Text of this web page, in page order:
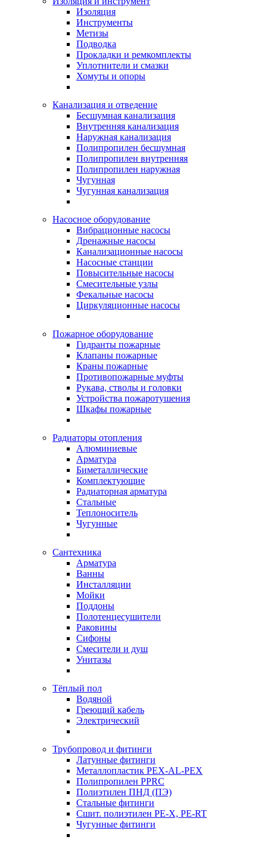
Изоляция
Инструменты
Метизы
Подводка
Прокладки и ремкомплекты
Уплотнители и смазки
Хомуты и опоры
Канализация и отведение
Бесшумная канализация
Внутренняя канализация
Наружная канализация
Полипропилен бесшумная
Полипропилен внутренняя
Полипропилен наружная
Чугунная
Чугунная канализация
Насосное оборудование
Вибрационные насосы
Дренажные насосы
Канализационные насосы
Насосные станции
Повысительные насосы
Смесительные узлы
Фекальные насосы
Циркуляционные насосы
Пожарное оборудование
Гидранты пожарные
Клапаны пожарные
Краны пожарные
Противопожарные муфты
Рукава, стволы и головки
Устройства пожаротушения
Шкафы пожарные
Радиаторы отопления
Алюминиевые
Арматура
Биметаллические
Комплектующие
Радиаторная арматура
Стальные
Теплоноситель
Чугунные
Сантехника
Арматура
Ванны
Инсталляции
Мойки
Поддоны
Полотенцесушители
Раковины
Сифоны
Смесители и душ
Унитазы
Тёплый пол
Водяной
Греющий кабель
Электрический
Трубопровод и фитинги
Латунные фитинги
Металлопластик PEX-AL-PEX
Полипропилен PPRC
Полиэтилен ПНД (ПЭ)
Стальные фитинги
Сшит. полиэтилен PE-X, PE-RT
Чугунные фитинги